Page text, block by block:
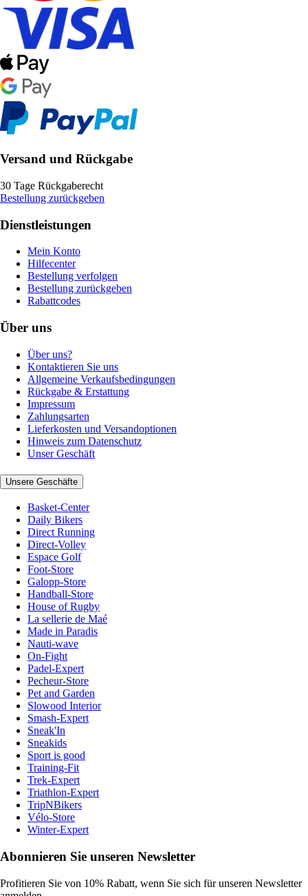
Versand und Rückgabe
30 Tage Rückgaberecht
Bestellung zurückgeben
Dienstleistungen
Mein Konto
Hilfecenter
Bestellung verfolgen
Bestellung zurückgeben
Rabattcodes
Über uns
Über uns?
Kontaktieren Sie uns
Allgemeine Verkaufsbedingungen
Rückgabe & Erstattung
Impressum
Zahlungsarten
Lieferkosten und Versandoptionen
Hinweis zum Datenschutz
Unser Geschäft
Unsere Geschäfte
Basket-Center
Daily Bikers
Direct Running
Direct-Volley
Espace Golf
Foot-Store
Galopp-Store
Handball-Store
House of Rugby
La sellerie de Maé
Made in Paradis
Nauti-wave
On-Fight
Padel-Expert
Pecheur-Store
Pet and Garden
Slowood Interior
Smash-Expert
Sneak'In
Sneakids
Sport is good
Training-Fit
Trek-Expert
Triathlon-Expert
TripNBikers
Vélo-Store
Winter-Expert
Abonnieren Sie unseren Newsletter
Profitieren Sie von 10% Rabatt, wenn Sie sich für unseren Newsletter